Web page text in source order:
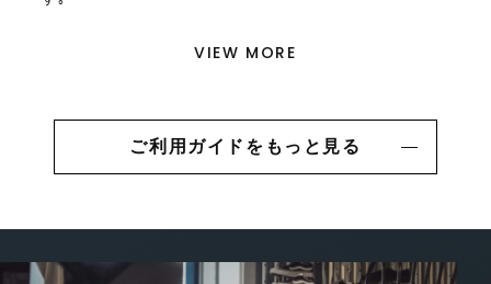
VIEW MORE
ご利用ガイドをもっと見る